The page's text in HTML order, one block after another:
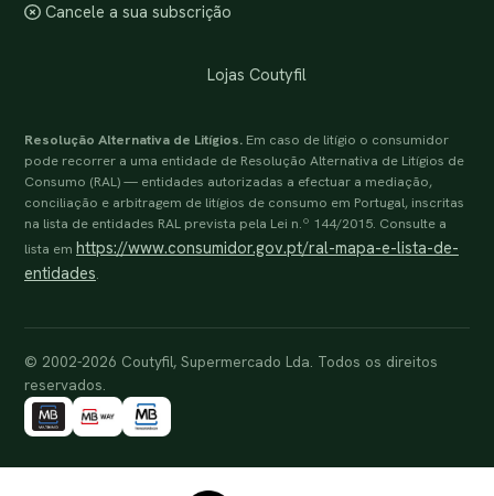
Cancele a sua subscrição
Lojas Coutyfil
Resolução Alternativa de Litígios. Em caso de litígio o consumidor
pode recorrer a uma entidade de Resolução Alternativa de Litígios de
Consumo (RAL) — entidades autorizadas a efectuar a mediação,
conciliação e arbitragem de litígios de consumo em Portugal, inscritas
na lista de entidades RAL prevista pela Lei n.º 144/2015. Consulte a
lista em https://www.consumidor.gov.pt/ral-mapa-e-lista-de-
entidades.
© 2002-2026 Coutyfil, Supermercado Lda. Todos os direitos
reservados.